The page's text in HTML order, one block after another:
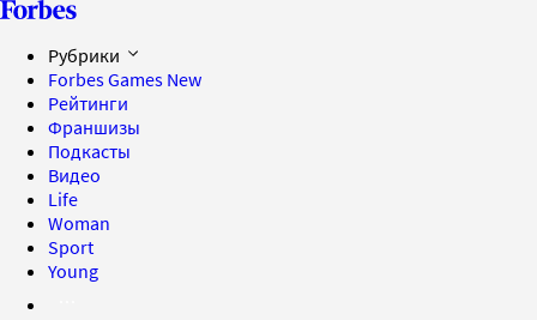
Рубрики
Forbes Games New
Рейтинги
Франшизы
Подкасты
Видео
Life
Woman
Sport
Young